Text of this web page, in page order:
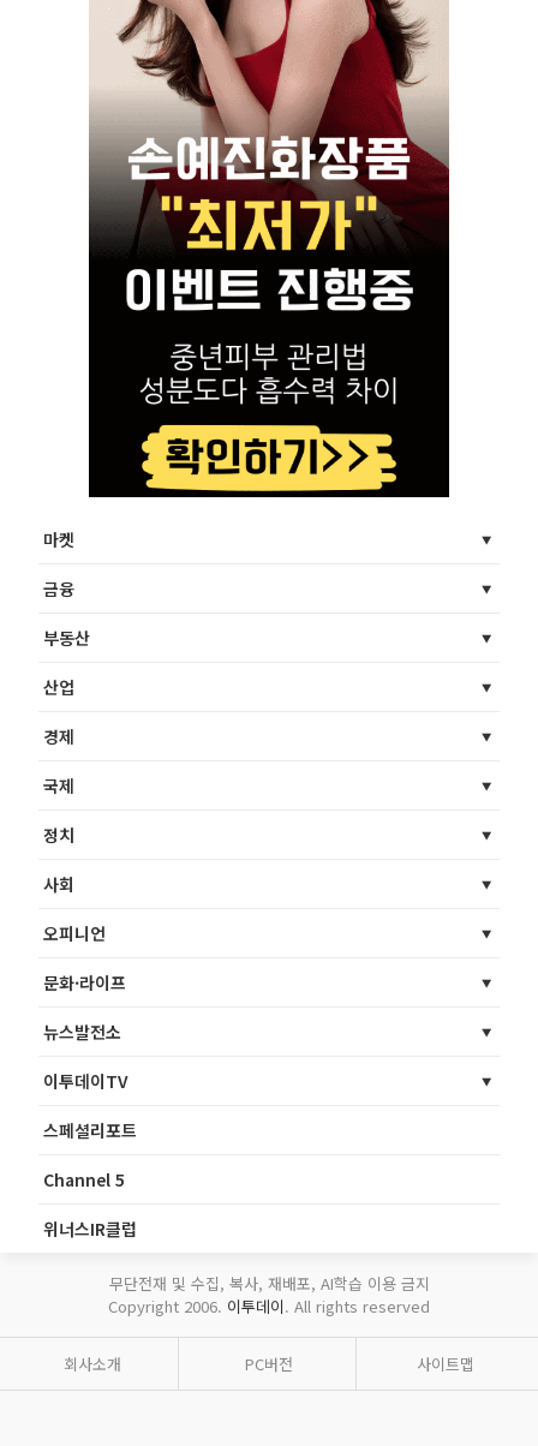
마켓
금융
부동산
산업
경제
국제
정치
사회
오피니언
문화·라이프
뉴스발전소
이투데이TV
스페셜리포트
Channel 5
위너스IR클럽
무단전재 및 수집, 복사, 재배포, AI학습 이용 금지
Copyright 2006. 이투데이. All rights reserved
회사소개 PC버전 사이트맵